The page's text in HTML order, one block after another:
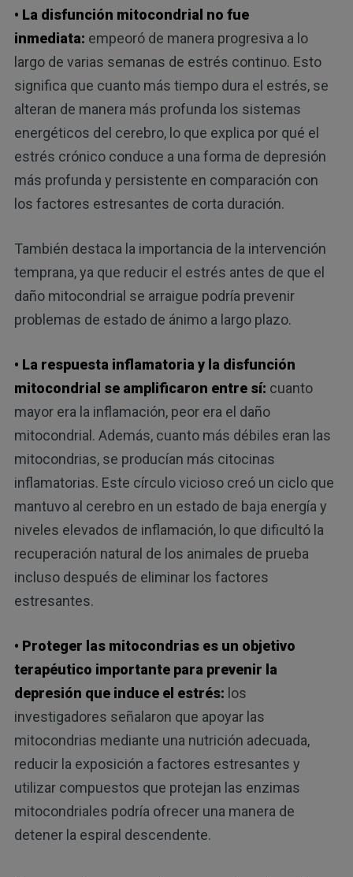
• La disfunción mitocondrial no fue
inmediata: empeoró de manera progresiva a lo
largo de varias semanas de estrés continuo. Esto
significa que cuanto más tiempo dura el estrés, se
alteran de manera más profunda los sistemas
energéticos del cerebro, lo que explica por qué el
estrés crónico conduce a una forma de depresión
más profunda y persistente en comparación con
los factores estresantes de corta duración.
También destaca la importancia de la intervención
temprana, ya que reducir el estrés antes de que el
daño mitocondrial se arraigue podría prevenir
problemas de estado de ánimo a largo plazo.
• La respuesta inflamatoria y la disfunción
mitocondrial se amplificaron entre sí: cuanto
mayor era la inflamación, peor era el daño
mitocondrial. Además, cuanto más débiles eran las
mitocondrias, se producían más citocinas
inflamatorias. Este círculo vicioso creó un ciclo que
mantuvo al cerebro en un estado de baja energía y
niveles elevados de inflamación, lo que dificultó la
recuperación natural de los animales de prueba
incluso después de eliminar los factores
estresantes.
• Proteger las mitocondrias es un objetivo
terapéutico importante para prevenir la
depresión que induce el estrés: los
investigadores señalaron que apoyar las
mitocondrias mediante una nutrición adecuada,
reducir la exposición a factores estresantes y
utilizar compuestos que protejan las enzimas
mitocondriales podría ofrecer una manera de
detener la espiral descendente.